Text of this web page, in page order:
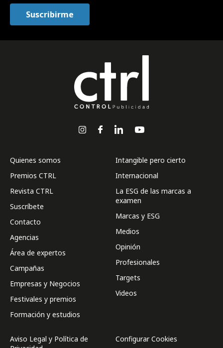
Quienes somos
Premios CTRL
Revista CTRL
Suscríbete
Contacto
Agencias
Área de expertos
Campañas
Empresas y Negocios
Festivales y premios
Formación y estudios
Intangible pero cierto
Internacional
La ESG de las marcas a
examen
Marcas y ESG
Medios
Opinión
Profesionales
Targets
Videos
Aviso Legal y Política de
Configurar Cookies